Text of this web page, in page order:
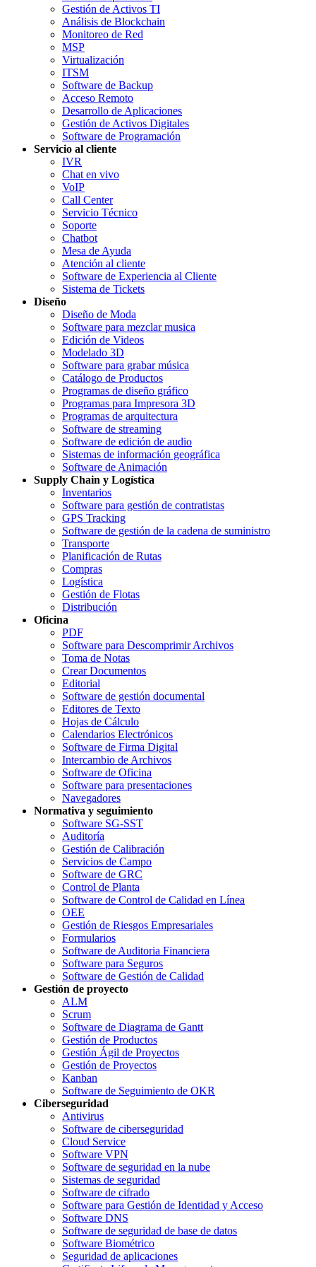
Gestión de Activos TI
Análisis de Blockchain
Monitoreo de Red
MSP
Virtualización
ITSM
Software de Backup
Acceso Remoto
Desarrollo de Aplicaciones
Gestión de Activos Digitales
Software de Programación
Servicio al cliente
IVR
Chat en vivo
VoIP
Call Center
Servicio Técnico
Soporte
Chatbot
Mesa de Ayuda
Atención al cliente
Software de Experiencia al Cliente
Sistema de Tickets
Diseño
Diseño de Moda
Software para mezclar musica
Edición de Videos
Modelado 3D
Software para grabar música
Catálogo de Productos
Programas de diseño gráfico
Programas para Impresora 3D
Programas de arquitectura
Software de streaming
Software de edición de audio
Sistemas de información geográfica
Software de Animación
Supply Chain y Logística
Inventarios
Software para gestión de contratistas
GPS Tracking
Software de gestión de la cadena de suministro
Transporte
Planificación de Rutas
Compras
Logística
Gestión de Flotas
Distribución
Oficina
PDF
Software para Descomprimir Archivos
Toma de Notas
Crear Documentos
Editorial
Software de gestión documental
Editores de Texto
Hojas de Cálculo
Calendarios Electrónicos
Software de Firma Digital
Intercambio de Archivos
Software de Oficina
Software para presentaciones
Navegadores
Normativa y seguimiento
Software SG-SST
Auditoría
Gestión de Calibración
Servicios de Campo
Software de GRC
Control de Planta
Software de Control de Calidad en Línea
OEE
Gestión de Riesgos Empresariales
Formularios
Software de Auditoria Financiera
Software para Seguros
Software de Gestión de Calidad
Gestión de proyecto
ALM
Scrum
Software de Diagrama de Gantt
Gestión de Productos
Gestión Ágil de Proyectos
Gestión de Proyectos
Kanban
Software de Seguimiento de OKR
Ciberseguridad
Antivirus
Software de ciberseguridad
Cloud Service
Software VPN
Software de seguridad en la nube
Sistemas de seguridad
Software de cifrado
Software para Gestión de Identidad y Acceso
Software DNS
Software de seguridad de base de datos
Software Biométrico
Seguridad de aplicaciones